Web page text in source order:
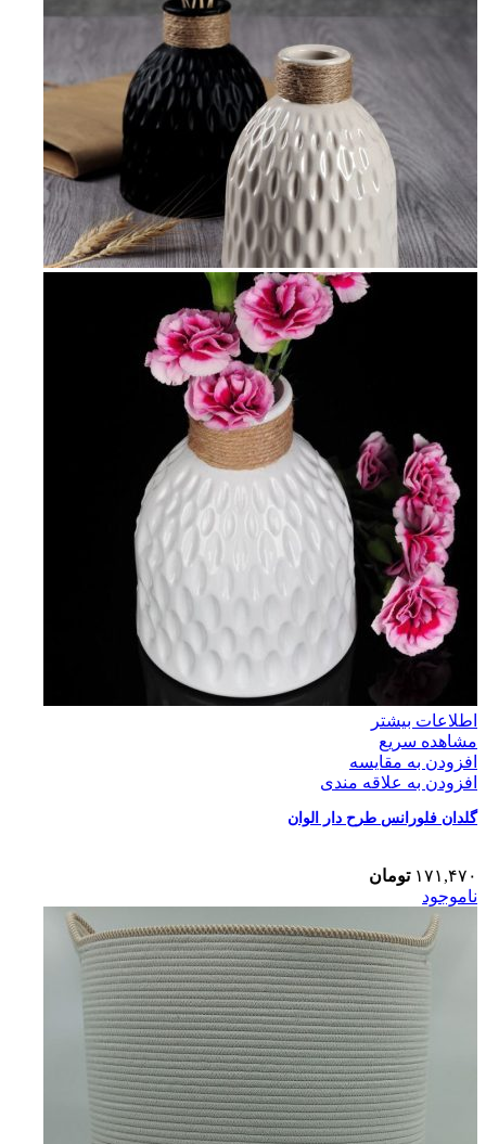
اطلاعات بیشتر
مشاهده سریع
افزودن به مقایسه
افزودن به علاقه مندی
گلدان فلورانس طرح دار الوان
۱۷۱,۴۷۰ تومان
ناموجود